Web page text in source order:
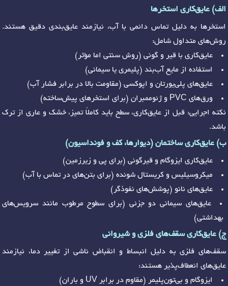
الف) عایق‌کاری استخرها
استخرها به دلیل تماس دائمی با آب، نیازمند عایق‌بندی دقیق هستند.
روش‌های متداول شامل:
عایق‌کاری با قیر و گونی (روش سنتی اما مؤثر)
استفاده از مایع آب‌بند (پلیمری یا سیمانی)
عایق‌های پلی‌یورتان و اپوکسی (مقاومت بالا در برابر فشار آب)
ورق‌های PVC و ژئوممبران (برای استخرهای پیش‌ساخته)
نکته اجرایی: قبل از عایق‌کاری، سطح باید کاملاً تمیز، خشک و عاری از ترک
باشد.
ب) عایق‌کاری ساختمان (دیوارها، کف و فونداسیون)
عایق‌کاری ایزوگام و قیرگونی (برای پی و زیرزمین)
میکروسیلیس و کریستال شونده (برای بتن‌های در تماس با آب)
عایق‌های نانو (پوشش‌های نفوذگر)
عایق‌های سیمانی دو جزئی (برای سطوح مرطوب مانند سرویس‌های
بهداشتی)
ج) عایق‌کاری سقف‌های فلزی و شیروانی
سقف‌های فلزی به دلیل انبساط و انقباض ناشی از تغییر دما، نیازمند
عایق‌های انعطاف‌پذیر هستند:
ایزوگام و بی‌تون‌پلیمر (مقاوم در برابر UV و باران)